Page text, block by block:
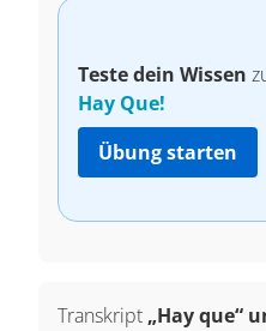
Teste dein Wissen
Hay Que!
Übung starten
Transkript „Hay que“